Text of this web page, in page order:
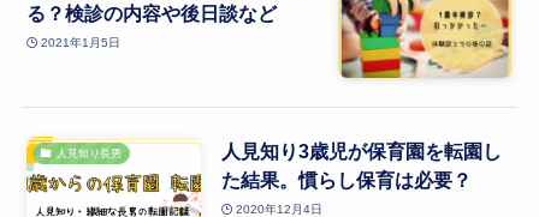
る？検診の内容や後日談など
2021年1月5日
人見知り長男
人見知り3歳児が保育園を転園し
た結果。慣らし保育は必要？
2020年12月4日